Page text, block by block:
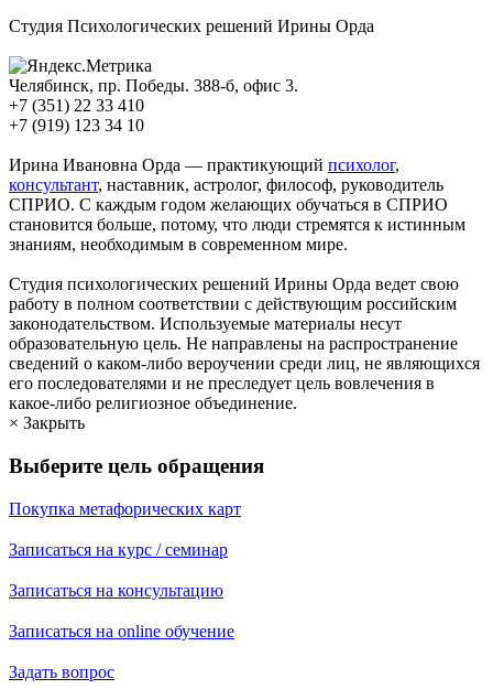
Студия Психологических решений Ирины Орда
Челябинск, пр. Победы. 388-б, офис 3.
+7 (351) 22 33 410
+7 (919) 123 34 10
Ирина Ивановна Орда — практикующий психолог,
консультант, наставник, астролог, философ, руководитель
СПРИО. С каждым годом желающих обучаться в СПРИО
становится больше, потому, что люди стремятся к истинным
знаниям, необходимым в современном мире.
Студия психологических решений Ирины Орда ведет свою
работу в полном соответствии с действующим российским
законодательством. Используемые материалы несут
образовательную цель. Не направлены на распространение
сведений о каком-либо вероучении среди лиц, не являющихся
его последователями и не преследует цель вовлечения в
какое-либо религиозное объединение.
× Закрыть
Выберите цель обращения
Покупка метафорических карт
Записаться на курс / семинар
Записаться на консультацию
Записаться на online обучение
Задать вопрос